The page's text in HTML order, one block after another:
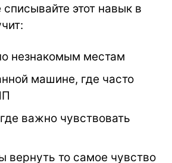
этот навык в
незнакомым местам
машине, где часто
важно чувствовать
вернуть то самое чувство